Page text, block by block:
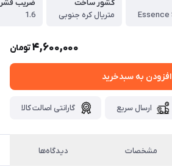
کشور ساخت
متریال کره جنوبی
ضریب
1.6
4,600,000تومان
افزودن به سبدخرید
ارسال سریع گارانتی اصالت کالا
مشخصات دیدگاه‌ها